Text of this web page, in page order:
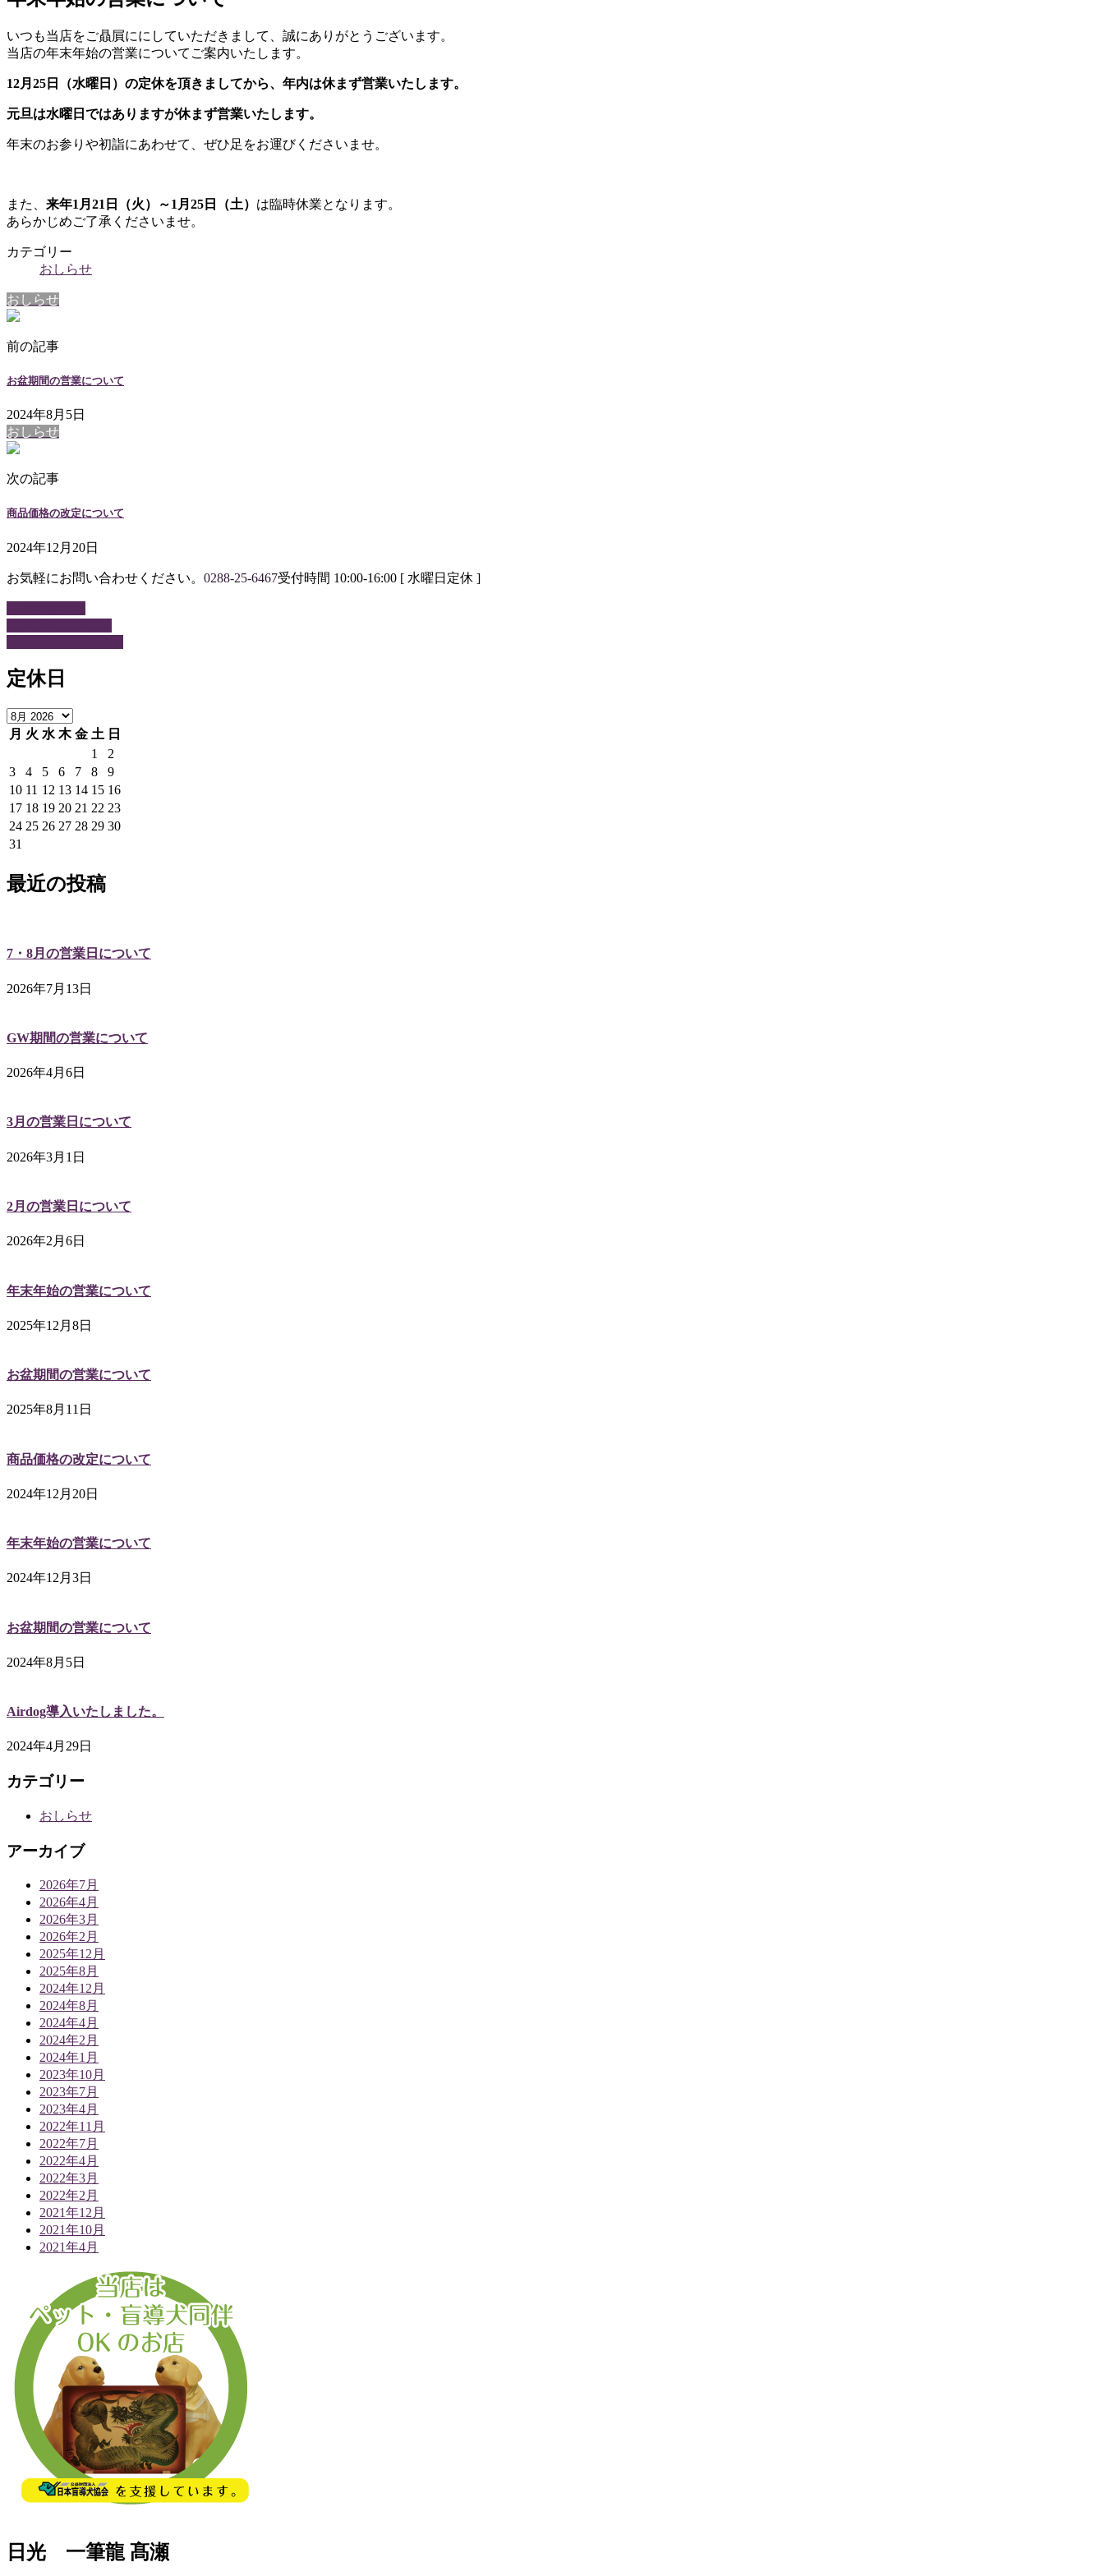
いつも当店をご贔屓ににしていただきまして、誠にありがとうございます。
当店の年末年始の営業についてご案内いたします。
12月25日（水曜日）の定休を頂きましてから、年内は休まず営業いたします。
元旦は水曜日ではありますが休まず営業いたします。
年末のお参りや初詣にあわせて、ぜひ足をお運びくださいませ。
また、 来年1月21日（火）～1月25日（土） は臨時休業となります。
あらかじめご了承くださいませ。
カテゴリー
おしらせ
おしらせ
前の記事
お盆期間の営業について
2024年8月5日
おしらせ
次の記事
商品価格の改定について
2024年12月20日
お気軽にお問い合わせください。 0288-25-6467受付時間 10:00-16:00 [ 水曜日定休 ]
定休日
月 火 水 木 金 土 日
1
2
3
4 5 6 7 8
9
10 11 12 13 14 15 16
17 18 19 20 21 22 23
24 25 26 27 28 29 30
31
最近の投稿
7・8月の営業日について
2026年7月13日
GW期間の営業について
2026年4月6日
3月の営業日について
2026年3月1日
2月の営業日について
2026年2月6日
年末年始の営業について
2025年12月8日
お盆期間の営業について
2025年8月11日
商品価格の改定について
2024年12月20日
年末年始の営業について
2024年12月3日
お盆期間の営業について
2024年8月5日
Airdog導入いたしました。
2024年4月29日
カテゴリー
おしらせ
アーカイブ
2026年7月
2026年4月
2026年3月
2026年2月
2025年12月
2025年8月
2024年12月
2024年8月
2024年4月
2024年2月
2024年1月
2023年10月
2023年7月
2023年4月
2022年11月
2022年7月
2022年4月
2022年3月
2022年2月
2021年12月
2021年10月
2021年4月
日光 一筆龍 髙瀬